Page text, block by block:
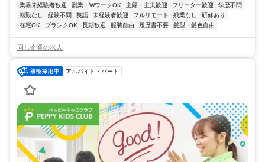
業界未経験者歓迎 副業・WワークOK 主婦・主夫歓迎 フリーター歓迎
学歴不問
転勤なし
経験不問 英語 未経験者歓迎 フルリモート 残業なし
研修あり
在宅OK
ブランクOK 長期歓迎 服装自由 履歴書不要 髪型・髪色自由
同じ企業の求人
アルバイト・パート